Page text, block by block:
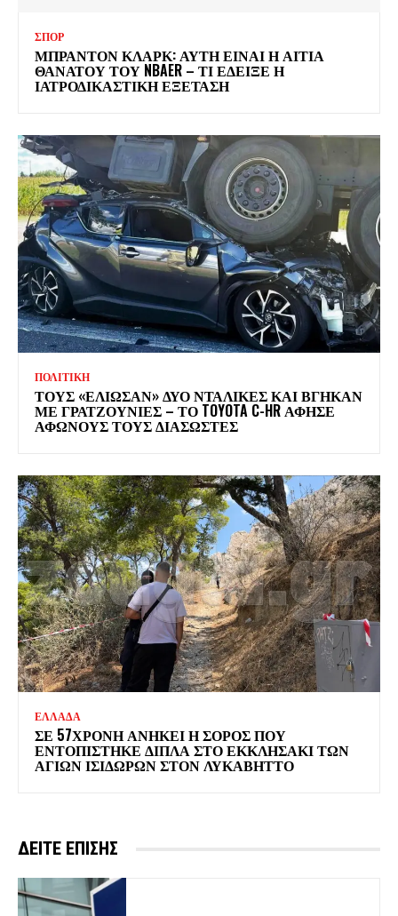
ΣΠΟΡ
ΜΠΡΑΝΤΟΝ ΚΛΑΡΚ: ΑΥΤΗ ΕΙΝΑΙ Η ΑΙΤΙΑ
ΘΑΝΑΤΟΥ ΤΟΥ NBAER – ΤΙ ΕΔΕΙΞΕ Η
ΙΑΤΡΟΔΙΚΑΣΤΙΚΗ ΕΞΕΤΑΣΗ
ΠΟΛΙΤΙΚΗ
ΤΟΥΣ «ΕΛΙΩΣΑΝ» ΔΥΟ ΝΤΑΛΙΚΕΣ ΚΑΙ ΒΓΗΚΑΝ
ΜΕ ΓΡΑΤΖΟΥΝΙΕΣ – ΤΟ TOYOTA C-HR ΑΦΗΣΕ
ΑΦΩΝΟΥΣ ΤΟΥΣ ΔΙΑΣΩΣΤΕΣ
ΕΛΛΑΔΑ
ΣΕ 57ΧΡΟΝΗ ΑΝΗΚΕΙ Η ΣΟΡΟΣ ΠΟΥ
ΕΝΤΟΠΙΣΤΗΚΕ ΔΙΠΛΑ ΣΤΟ ΕΚΚΛΗΣΑΚΙ ΤΩΝ
ΑΓΙΩΝ ΙΣΙΔΩΡΩΝ ΣΤΟΝ ΛΥΚΑΒΗΤΤΟ
ΔΕΙΤΕ ΕΠΙΣΗΣ